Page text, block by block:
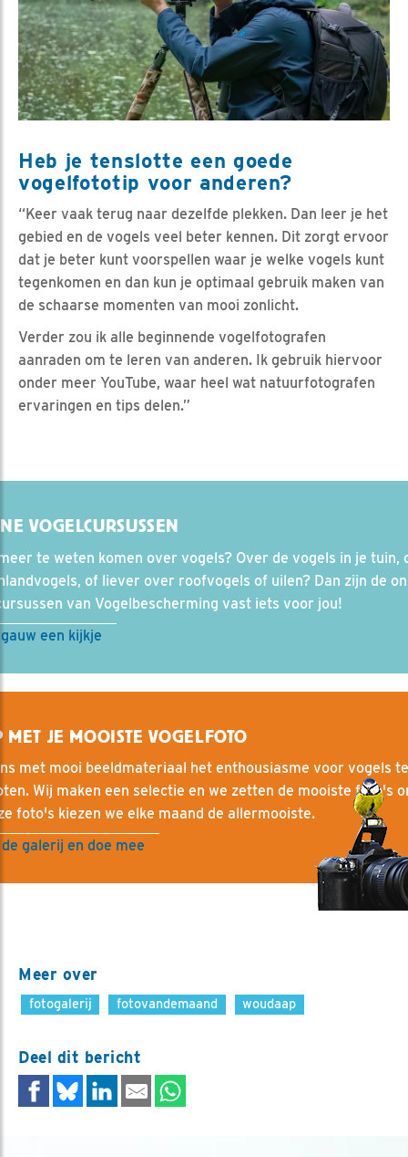
Heb je tenslotte een goede
vogelfototip voor anderen?
“Keer vaak terug naar dezelfde plekken. Dan leer je het
gebied en de vogels veel beter kennen. Dit zorgt ervoor
dat je beter kunt voorspellen waar je welke vogels kunt
tegenkomen en dan kun je optimaal gebruik maken van
de schaarse momenten van mooi zonlicht.
Verder zou ik alle beginnende vogelfotografen
aanraden om te leren van anderen. Ik gebruik hiervoor
onder meer YouTube, waar heel wat natuurfotografen
ervaringen en tips delen.”
VOGELCURSUSSEN
te weten komen over vogels? Over de vogels in je tuin,
of liever over roofvogels of uilen? Dan zijn de
van Vogelbescherming vast iets voor jou!
een kijkje
MET JE MOOISTE VOGELFOTO
met mooi beeldmateriaal het enthousiasme voor vogels te
Wij maken een selectie en we zetten de mooiste foto's
foto's kiezen we elke maand de allermooiste.
galerij en doe mee
Meer over
fotogalerij fotovandemaand woudaap
Deel dit bericht